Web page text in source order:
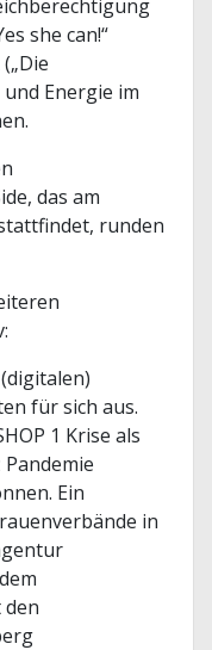
she can!“
und Energie im
das am
runden
für sich aus.
1 Krise als
Ein
in